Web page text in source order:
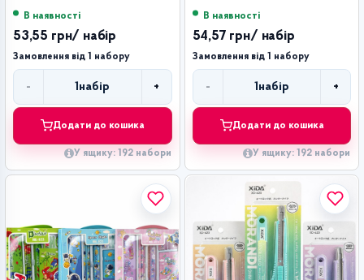
В наявності
53,55 грн/ набір
Замовлення від 1 набору
-
Кількість
1набір +
Додати до кошика
У ящику: 192 набори
В наявності
54,57 грн/ набір
Замовлення від 1 набору
-
Кількість
1набір +
Додати до кошика
У ящику: 192 набори